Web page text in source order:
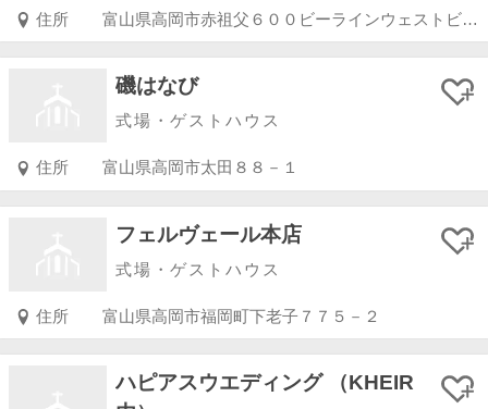
住所 富山県高岡市赤祖父６００ビーラインウェストビル３Ｆ
磯はなび
式場・ゲストハウス
住所 富山県高岡市太田８８－１
フェルヴェール本店
式場・ゲストハウス
住所 富山県高岡市福岡町下老子７７５－２
ハピアスウエディング （KHEIR